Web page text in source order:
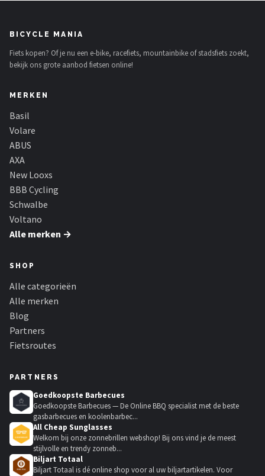
BICYCLE MANIA
Fiets kopen? Of je nu een e-bike, racefiets, mountainbike of stadsfiets zoekt,
bekijk ons grote aanbod fietsen online!
MERKEN
Basil
Volare
ABUS
AXA
New Looxs
BBB Cycling
Schwalbe
Voltano
Alle merken →
SHOP
Alle categorieën
Alle merken
Blog
Partners
Fietsroutes
PARTNERS
Goedkoopste Barbecues
Goedkoopste Barbecues — De Online BBQ specialist met de beste
gasbarbecues en koolenbarbec...
All Cheap Sunglasses
Welkom bij onze zonnebrillen webshop! Bij ons vind je de meest
stijlvolle en trendy zonneb...
Biljart Totaal
Biljart Totaal is dé online shop voor al uw biljartartikelen. Voor